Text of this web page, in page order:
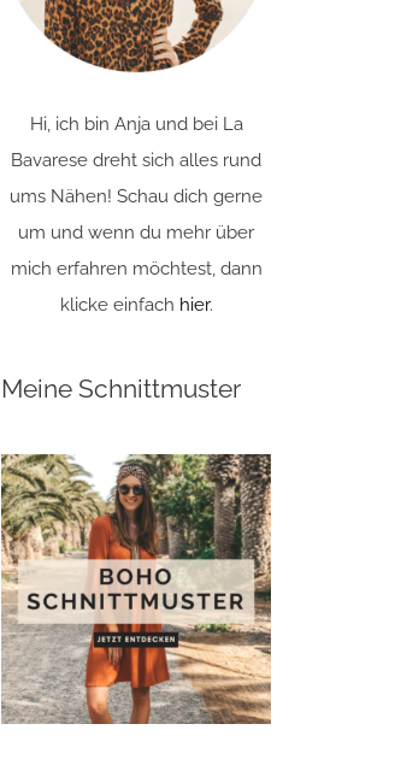
Hi, ich bin Anja und bei La
Bavarese dreht sich alles rund
ums Nähen! Schau dich gerne
um und wenn du mehr über
mich erfahren möchtest, dann
klicke einfach hier.
Meine Schnittmuster